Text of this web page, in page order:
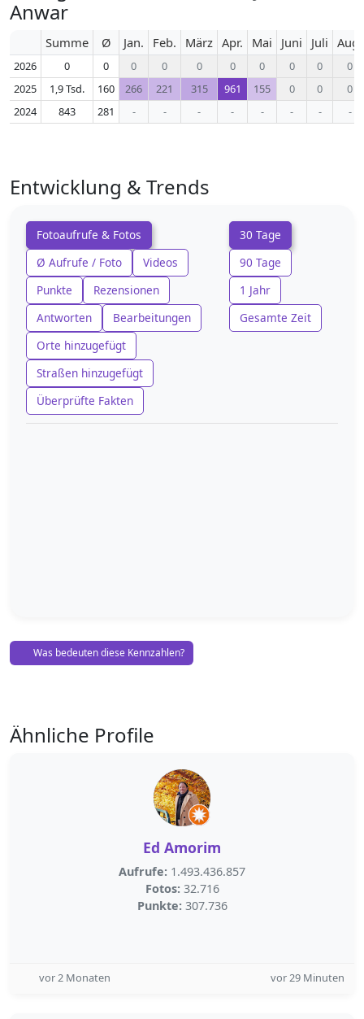
Anwar
Summe Ø Jan. Feb. März Apr. Mai Juni Juli Aug.
2026 0 0 0 0 0 0 0 0 0
0
2025
1,9 Tsd. 160 266 221 315 961 155 0 0
0
2024
843 281 - - - - - - - -
Entwicklung & Trends
Fotoaufrufe & Fotos
Ø Aufrufe / Foto
Videos
Punkte
Rezensionen
Antworten
Bearbeitungen
Orte hinzugefügt
Straßen hinzugefügt
Überprüfte Fakten
30 Tage
90 Tage
1 Jahr
Gesamte Zeit
Was bedeuten diese Kennzahlen?
Ähnliche Profile
Ed Amorim
Aufrufe: 1.493.436.857
Fotos: 32.716
Punkte: 307.736
vor 2 Monaten vor 29 Minuten